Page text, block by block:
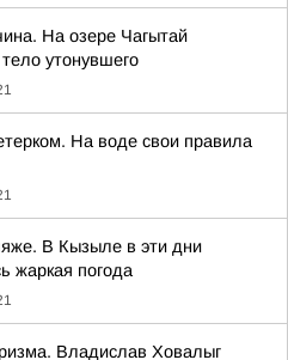
На озере Чагытай
утонувшего
На воде свои правила
В Кызыле в эти дни
жаркая погода
Владислав Ховалыг